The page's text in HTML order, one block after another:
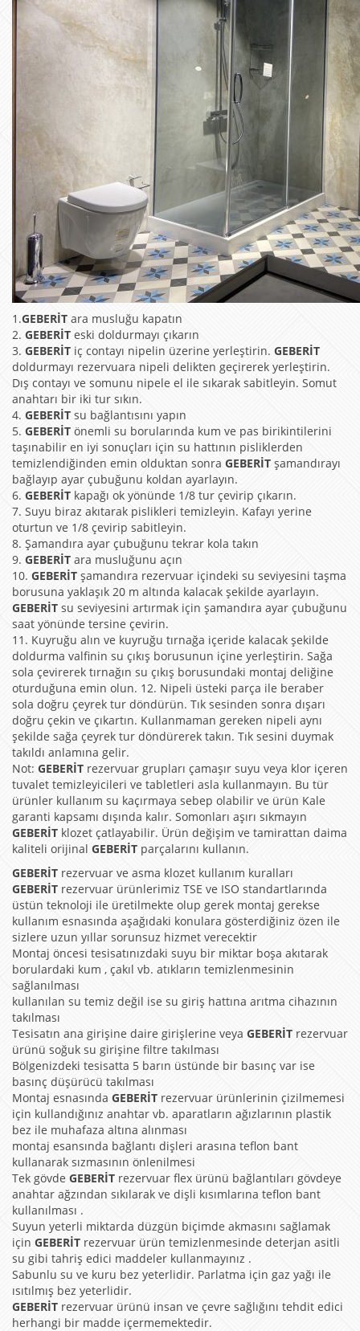
1.GEBERİT ara musluğu kapatın
2. GEBERİT eski doldurmayı çıkarın
3. GEBERİT iç contayı nipelin üzerine yerleştirin. GEBERİT
doldurmayı rezervuara nipeli delikten geçirerek yerleştirin.
Dış contayı ve somunu nipele el ile sıkarak sabitleyin. Somut
anahtarı bir iki tur sıkın.
4. GEBERİT su bağlantısını yapın
5. GEBERİT önemli su borularında kum ve pas birikintilerini
taşınabilir en iyi sonuçları için su hattının pisliklerden
temizlendiğinden emin olduktan sonra GEBERİT şamandırayı
bağlayıp ayar çubuğunu koldan ayarlayın.
6. GEBERİT kapağı ok yönünde 1/8 tur çevirip çıkarın.
7. Suyu biraz akıtarak pislikleri temizleyin. Kafayı yerine
oturtun ve 1/8 çevirip sabitleyin.
8. Şamandıra ayar çubuğunu tekrar kola takın
9. GEBERİT ara musluğunu açın
10. GEBERİT şamandıra rezervuar içindeki su seviyesini taşma
borusuna yaklaşık 20 m altında kalacak şekilde ayarlayın.
GEBERİT su seviyesini artırmak için şamandıra ayar çubuğunu
saat yönünde tersine çevirin.
11. Kuyruğu alın ve kuyruğu tırnağa içeride kalacak şekilde
doldurma valfinin su çıkış borusunun içine yerleştirin. Sağa
sola çevirerek tırnağın su çıkış borusundaki montaj deliğine
oturduğuna emin olun. 12. Nipeli üsteki parça ile beraber
sola doğru çeyrek tur döndürün. Tık sesinden sonra dışarı
doğru çekin ve çıkartın. Kullanmaman gereken nipeli aynı
şekilde sağa çeyrek tur döndürerek takın. Tık sesini duymak
takıldı anlamına gelir.
Not: GEBERİT rezervuar grupları çamaşır suyu veya klor içeren
tuvalet temizleyicileri ve tabletleri asla kullanmayın. Bu tür
ürünler kullanım su kaçırmaya sebep olabilir ve ürün Kale
garanti kapsamı dışında kalır. Somonları aşırı sıkmayın
GEBERİT klozet çatlayabilir. Ürün değişim ve tamirattan daima
kaliteli orijinal GEBERİT parçalarını kullanın.
GEBERİT rezervuar ve asma klozet kullanım kuralları
GEBERİT rezervuar ürünlerimiz TSE ve ISO standartlarında
üstün teknoloji ile üretilmekte olup gerek montaj gerekse
kullanım esnasında aşağıdaki konulara gösterdiğiniz özen ile
sizlere uzun yıllar sorunsuz hizmet verecektir
Montaj öncesi tesisatınızdaki suyu bir miktar boşa akıtarak
borulardaki kum , çakıl vb. atıkların temizlenmesinin
sağlanılması
kullanılan su temiz değil ise su giriş hattına arıtma cihazının
takılması
Tesisatın ana girişine daire girişlerine veya GEBERİT rezervuar
ürünü soğuk su girişine filtre takılması
Bölgenizdeki tesisatta 5 barın üstünde bir basınç var ise
basınç düşürücü takılması
Montaj esnasında GEBERİT rezervuar ürünlerinin çizilmemesi
için kullandığınız anahtar vb. aparatların ağızlarının plastik
bez ile muhafaza altına alınması
montaj esansında bağlantı dişleri arasına teflon bant
kullanarak sızmasının önlenilmesi
Tek gövde GEBERİT rezervuar flex ürünü bağlantıları gövdeye
anahtar ağzından sıkılarak ve dişli kısımlarına teflon bant
kullanılması .
Suyun yeterli miktarda düzgün biçimde akmasını sağlamak
için GEBERİT rezervuar ürün temizlenmesinde deterjan asitli
su gibi tahriş edici maddeler kullanmayınız .
Sabunlu su ve kuru bez yeterlidir. Parlatma için gaz yağı ile
ısıtılmış bez yeterlidir.
GEBERİT rezervuar ürünü insan ve çevre sağlığını tehdit edici
herhangi bir madde içermemektedir.